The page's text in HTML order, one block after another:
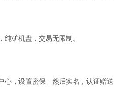
纯矿机盘，交易无限制。
心，设置密保，然后实名，认证赠